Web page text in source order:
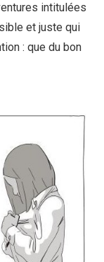
intitulées
et juste qui
: que du bon